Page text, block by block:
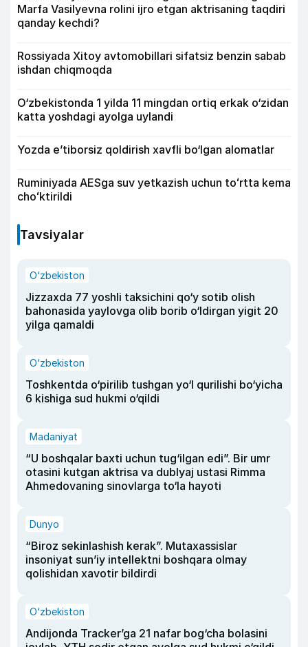
Marfa Vasilyevna rolini ijro etgan aktrisaning taqdiri
qanday kechdi?
Rossiyada Xitoy avtomobillari sifatsiz benzin sabab
ishdan chiqmoqda
O‘zbekistonda 1 yilda 11 mingdan ortiq erkak o‘zidan
katta yoshdagi ayolga uylandi
Yozda e’tiborsiz qoldirish xavfli bo‘lgan alomatlar
Ruminiyada AESga suv yetkazish uchun toʻrtta kema
choʻktirildi
Tavsiyalar
O‘zbekiston
Jizzaxda 77 yoshli taksichini qo‘y sotib olish
bahonasida yaylovga olib borib o‘ldirgan yigit 20
yilga qamaldi
O‘zbekiston
Toshkentda o‘pirilib tushgan yo‘l qurilishi bo‘yicha
6 kishiga sud hukmi o‘qildi
Madaniyat
“U boshqalar baxti uchun tug‘ilgan edi”. Bir umr
otasini kutgan aktrisa va dublyaj ustasi Rimma
Ahmedovaning sinovlarga to‘la hayoti
Dunyo
“Biroz sekinlashish kerak”. Mutaxassislar
insoniyat sun’iy intellektni boshqara olmay
qolishidan xavotir bildirdi
O‘zbekiston
Andijonda Tracker’ga 21 nafar bog‘cha bolasini